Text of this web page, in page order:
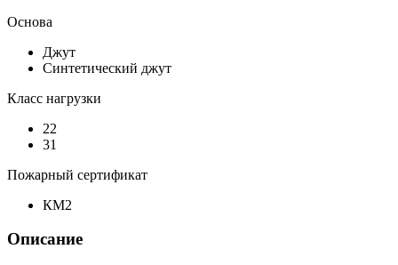
Основа
Джут
Синтетический джут
Класс нагрузки
22
31
Пожарный сертификат
КМ2
Описание